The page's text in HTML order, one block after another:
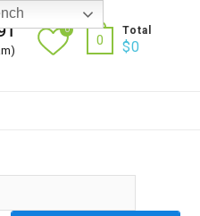
0
0
Total
$0